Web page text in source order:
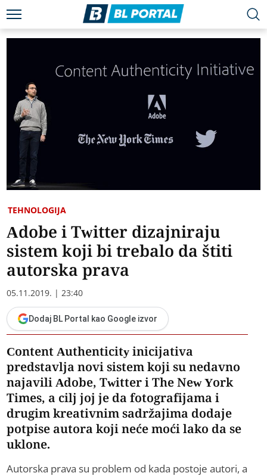
TEHNOLOGIJA
Adobe i Twitter dizajniraju
sistem koji bi trebalo da štiti
autorska prava
05.11.2019. | 23:40
Dodaj BL Portal kao Google izvor
Content Authenticity inicijativa
predstavlja novi sistem koji su nedavno
najavili Adobe, Twitter i The New York
Times, a cilj joj je da fotografijama i
drugim kreativnim sadržajima dodaje
potpise autora koji neće moći lako da se
uklone.
Autorska prava su problem od kada postoje autori, a